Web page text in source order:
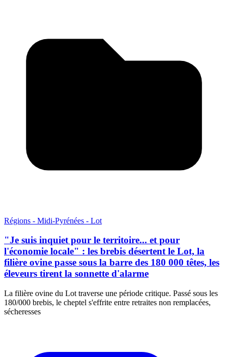
Régions - Midi-Pyrénées - Lot
"Je suis inquiet pour le territoire... et pour
l'économie locale" : les brebis désertent le Lot, la
filière ovine passe sous la barre des 180 000 têtes, les
éleveurs tirent la sonnette d'alarme
La filière ovine du Lot traverse une période critique. Passé sous les
180/000 brebis, le cheptel s'effrite entre retraites non remplacées,
sécheresses